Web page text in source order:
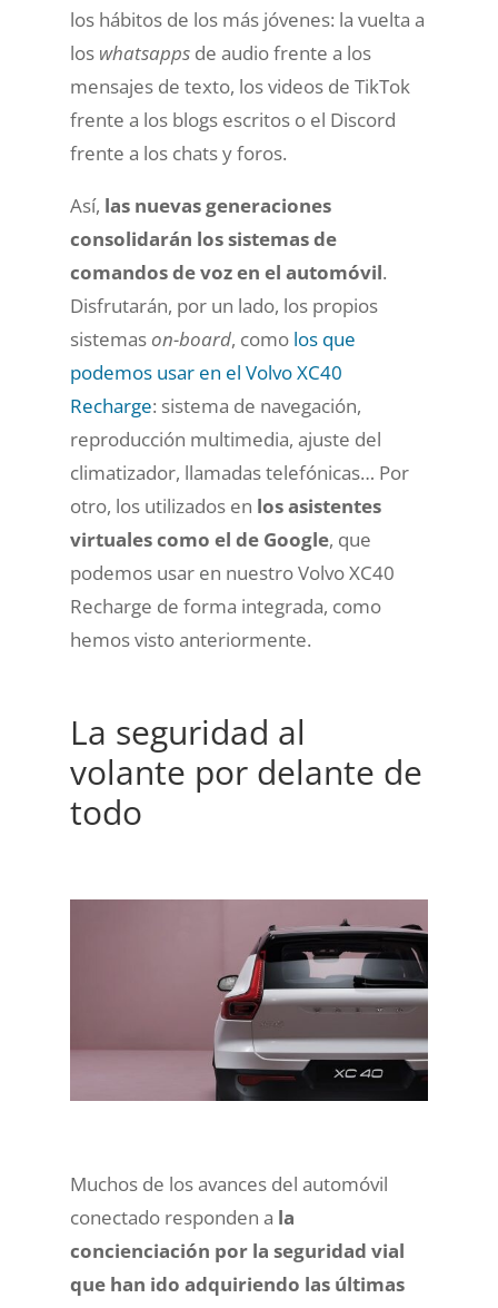
los hábitos de los más jóvenes: la vuelta a
los whatsapps de audio frente a los
mensajes de texto, los videos de TikTok
frente a los blogs escritos o el Discord
frente a los chats y foros.
Así, las nuevas generaciones
consolidarán los sistemas de
comandos de voz en el automóvil.
Disfrutarán, por un lado, los propios
sistemas on-board, como los que
podemos usar en el Volvo XC40
Recharge: sistema de navegación,
reproducción multimedia, ajuste del
climatizador, llamadas telefónicas… Por
otro, los utilizados en los asistentes
virtuales como el de Google, que
podemos usar en nuestro Volvo XC40
Recharge de forma integrada, como
hemos visto anteriormente.
La seguridad al
volante por delante de
todo
Muchos de los avances del automóvil
conectado responden a la
concienciación por la seguridad vial
que han ido adquiriendo las últimas